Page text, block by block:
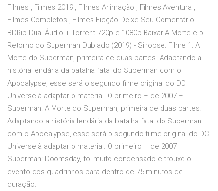
Filmes , Filmes 2019 , Filmes Animação , Filmes Aventura ,
Filmes Completos , Filmes Ficção Deixe Seu Comentário
BDRip Dual Áudio + Torrent 720p e 1080p Baixar A Morte e o
Retorno do Superman Dublado (2019) - Sinopse: Filme 1: A
Morte do Superman, primeira de duas partes. Adaptando a
história lendária da batalha fatal do Superman com o
Apocalypse, esse será o segundo filme original do DC
Universe à adaptar o material. O primeiro – de 2007 –
Superman: A Morte do Superman, primeira de duas partes.
Adaptando a história lendária da batalha fatal do Superman
com o Apocalypse, esse será o segundo filme original do DC
Universe à adaptar o material. O primeiro – de 2007 –
Superman: Doomsday, foi muito condensado e trouxe o
evento dos quadrinhos para dentro de 75 minutos de
duração.